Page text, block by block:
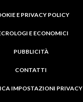
E PRIVACY POLICY
E ECONOMICI
PUBBLICITÀ
CONTATTI
IMPOSTAZIONI PRIVACY